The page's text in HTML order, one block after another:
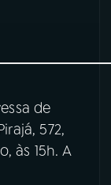
de
572,
às 15h. A